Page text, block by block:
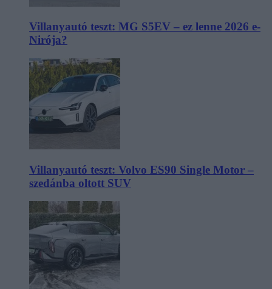
Villanyautó teszt: MG S5EV – ez lenne 2026 e-
Nirója?
Villanyautó teszt: Volvo ES90 Single Motor –
szedánba oltott SUV